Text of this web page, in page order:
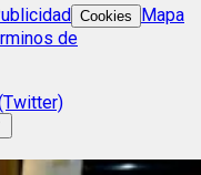
Cookies
Mapa
de